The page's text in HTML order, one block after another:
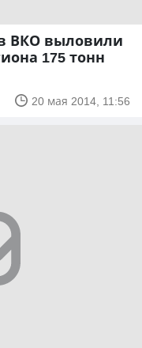
ВКО выловили
175 тонн
20 мая 2014, 11:56